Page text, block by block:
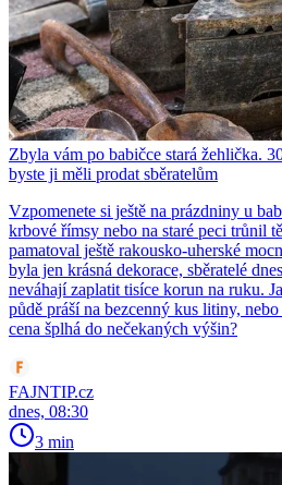
Zbyla vám po babičce stará žehlička.
byste ji měli prodat sběratelům
Vzpomenete si ještě na prázdniny u
krbové římsy nebo na staré peci trůnil
pamatoval ještě rakousko-uherské
byla jen krásná dekorace, sběratelé
neváhají zaplatit tisíce korun na ruku.
půdě práší na bezcenný kus litiny,
cena šplhá do nečekaných výšin?
FAJNTIP.cz
dnes, 08:30
3 min